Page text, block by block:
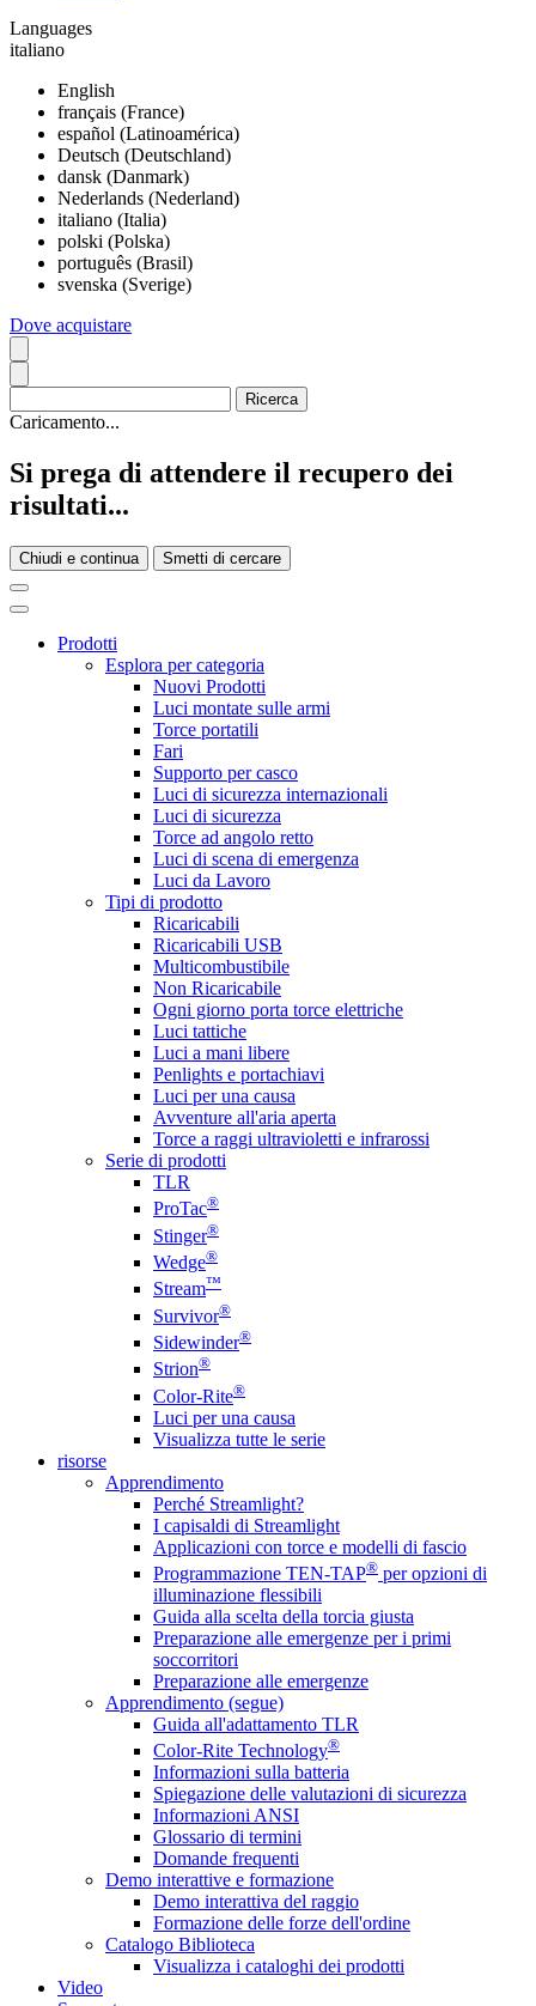
Languages
italiano
English
français (France)
español (Latinoamérica)
Deutsch (Deutschland)
dansk (Danmark)
Nederlands (Nederland)
italiano (Italia)
polski (Polska)
português (Brasil)
svenska (Sverige)
Dove acquistare
Caricamento...
Si prega di attendere il recupero dei
risultati...
Chiudi e continua Smetti di cercare
Prodotti
Esplora per categoria
Nuovi Prodotti
Luci montate sulle armi
Torce portatili
Fari
Supporto per casco
Luci di sicurezza internazionali
Luci di sicurezza
Torce ad angolo retto
Luci di scena di emergenza
Luci da Lavoro
Tipi di prodotto
Ricaricabili
Ricaricabili USB
Multicombustibile
Non Ricaricabile
Ogni giorno porta torce elettriche
Luci tattiche
Luci a mani libere
Penlights e portachiavi
Luci per una causa
Avventure all'aria aperta
Torce a raggi ultravioletti e infrarossi
Serie di prodotti
TLR
ProTac®
Stinger®
Wedge®
Stream™
Survivor®
Sidewinder®
Strion®
Color-Rite®
Luci per una causa
Visualizza tutte le serie
risorse
Apprendimento
Perché Streamlight?
I capisaldi di Streamlight
Applicazioni con torce e modelli di fascio
Programmazione TEN-TAP® per opzioni di
illuminazione flessibili
Guida alla scelta della torcia giusta
Preparazione alle emergenze per i primi
soccorritori
Preparazione alle emergenze
Apprendimento (segue)
Guida all'adattamento TLR
Color-Rite Technology®
Informazioni sulla batteria
Spiegazione delle valutazioni di sicurezza
Informazioni ANSI
Glossario di termini
Domande frequenti
Demo interattive e formazione
Demo interattiva del raggio
Formazione delle forze dell'ordine
Catalogo Biblioteca
Visualizza i cataloghi dei prodotti
Video